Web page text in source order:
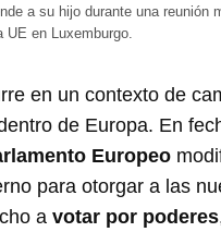
a su hijo durante una reunión
UE en Luxemburgo.
en un contexto de
de Europa. En
Europeo
para otorgar a las
avotar por poderes